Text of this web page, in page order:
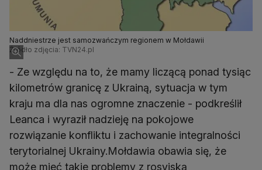
Naddniestrze jest samozwańczym regionem w Mołdawii
Źródło zdjęcia: TVN24.pl
- Ze względu na to, że mamy liczącą ponad tysiąc
kilometrów granicę z Ukrainą, sytuacja w tym
kraju ma dla nas ogromne znaczenie - podkreślił
Leanca i wyraził nadzieję na pokojowe
rozwiązanie konfliktu i zachowanie integralności
terytorialnej Ukrainy.Mołdawia obawia się, że
może mieć takie problemy z rosyjską